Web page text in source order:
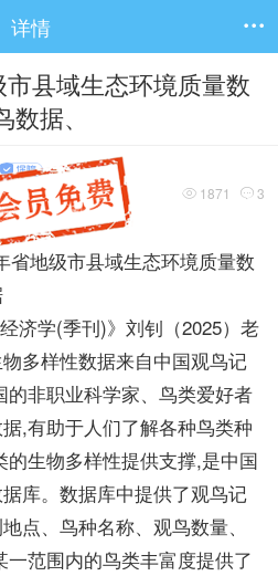
详情 
县域生态环境质量数
据、
 1871  3
省地级市县域生态环境质量数
济学(季刊)》刘钊（2025）老
多样性数据来自中国观鸟记
非职业科学家、鸟类爱好者
,有助于人们了解各种鸟类种
生物多样性提供支撑,是中国
库。数据库中提供了观鸟记
点、鸟种名称、观鸟数量、
范围内的鸟类丰富度提供了